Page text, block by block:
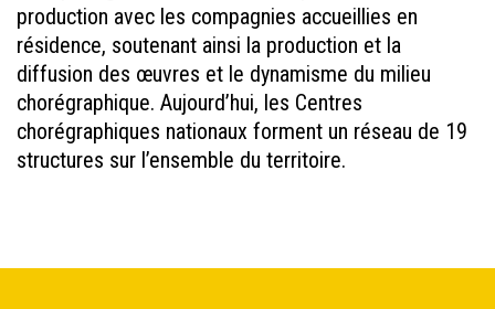
production avec les compagnies accueillies en
résidence, soutenant ainsi la production et la
diffusion des œuvres et le dynamisme du milieu
chorégraphique. Aujourd’hui, les Centres
chorégraphiques nationaux forment un réseau de 19
structures sur l’ensemble du territoire.